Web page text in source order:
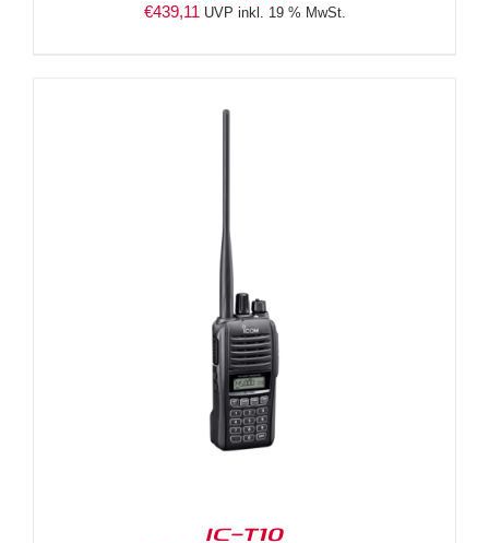
€439,11 UVP inkl. 19 % MwSt.
IC-T10